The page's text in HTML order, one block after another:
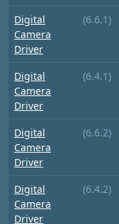
Digital
Camera
Driver
(6.6.1)
Digital
Camera
Driver
(6.4.1)
Digital
Camera
Driver
(6.6.2)
Digital
Camera
Driver
(6.4.2)